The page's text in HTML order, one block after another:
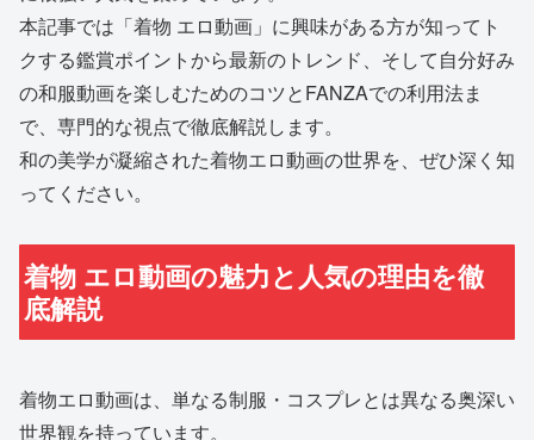
本記事では「着物 エロ動画」に興味がある方が知ってト
クする鑑賞ポイントから最新のトレンド、そして自分好み
の和服動画を楽しむためのコツとFANZAでの利用法ま
で、専門的な視点で徹底解説します。
和の美学が凝縮された着物エロ動画の世界を、ぜひ深く知
ってください。
着物 エロ動画の魅力と人気の理由を徹
底解説
着物エロ動画は、単なる制服・コスプレとは異なる奥深い
世界観を持っています。